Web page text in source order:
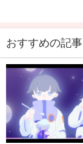
おすすめの記事